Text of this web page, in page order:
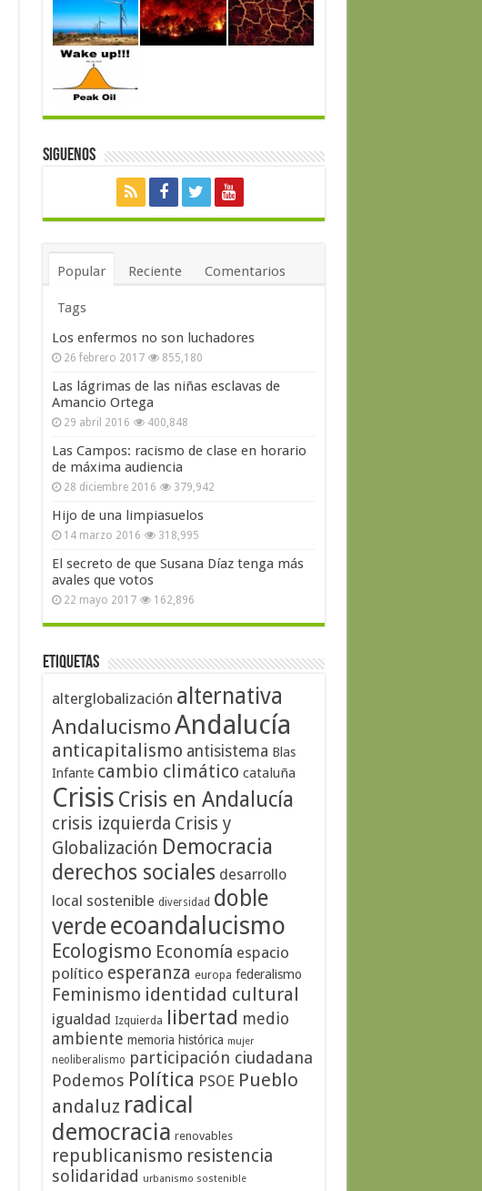
Siguenos
Popular Reciente Comentarios
Tags
Los enfermos no son luchadores
26 febrero 2017 855,180
Las lágrimas de las niñas esclavas de
Amancio Ortega
29 abril 2016 400,848
Las Campos: racismo de clase en horario
de máxima audiencia
28 diciembre 2016 379,942
Hijo de una limpiasuelos
14 marzo 2016 318,995
El secreto de que Susana Díaz tenga más
avales que votos
22 mayo 2017 162,896
Etiquetas
alterglobalización alternativa
AndalucismoAndalucía
anticapitalismo antisistema Blas
Infante cambio climático cataluña
Crisis Crisis en Andalucía
crisis izquierda Crisis y
Globalización Democracia
derechos sociales desarrollo
local sostenible diversidad doble
verdeecoandalucismo
Ecologismo Economía espacio
político esperanza europa federalismo
Feminismo identidad cultural
igualdad Izquierda libertad medio
ambiente memoria histórica mujer
neoliberalismo participación ciudadana
Podemos Política PSOE Pueblo
andaluz radical
democracia renovables
republicanismo resistencia
solidaridad urbanismo sostenible